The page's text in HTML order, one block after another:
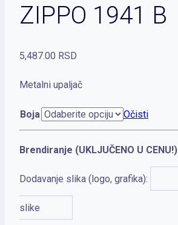
ZIPPO 1941 B
5,487.00 RSD
Metalni upaljač
Boja Očisti
Brendiranje (UKLJUČENO U CENU!)
Dodavanje slika (logo, grafika):
slike